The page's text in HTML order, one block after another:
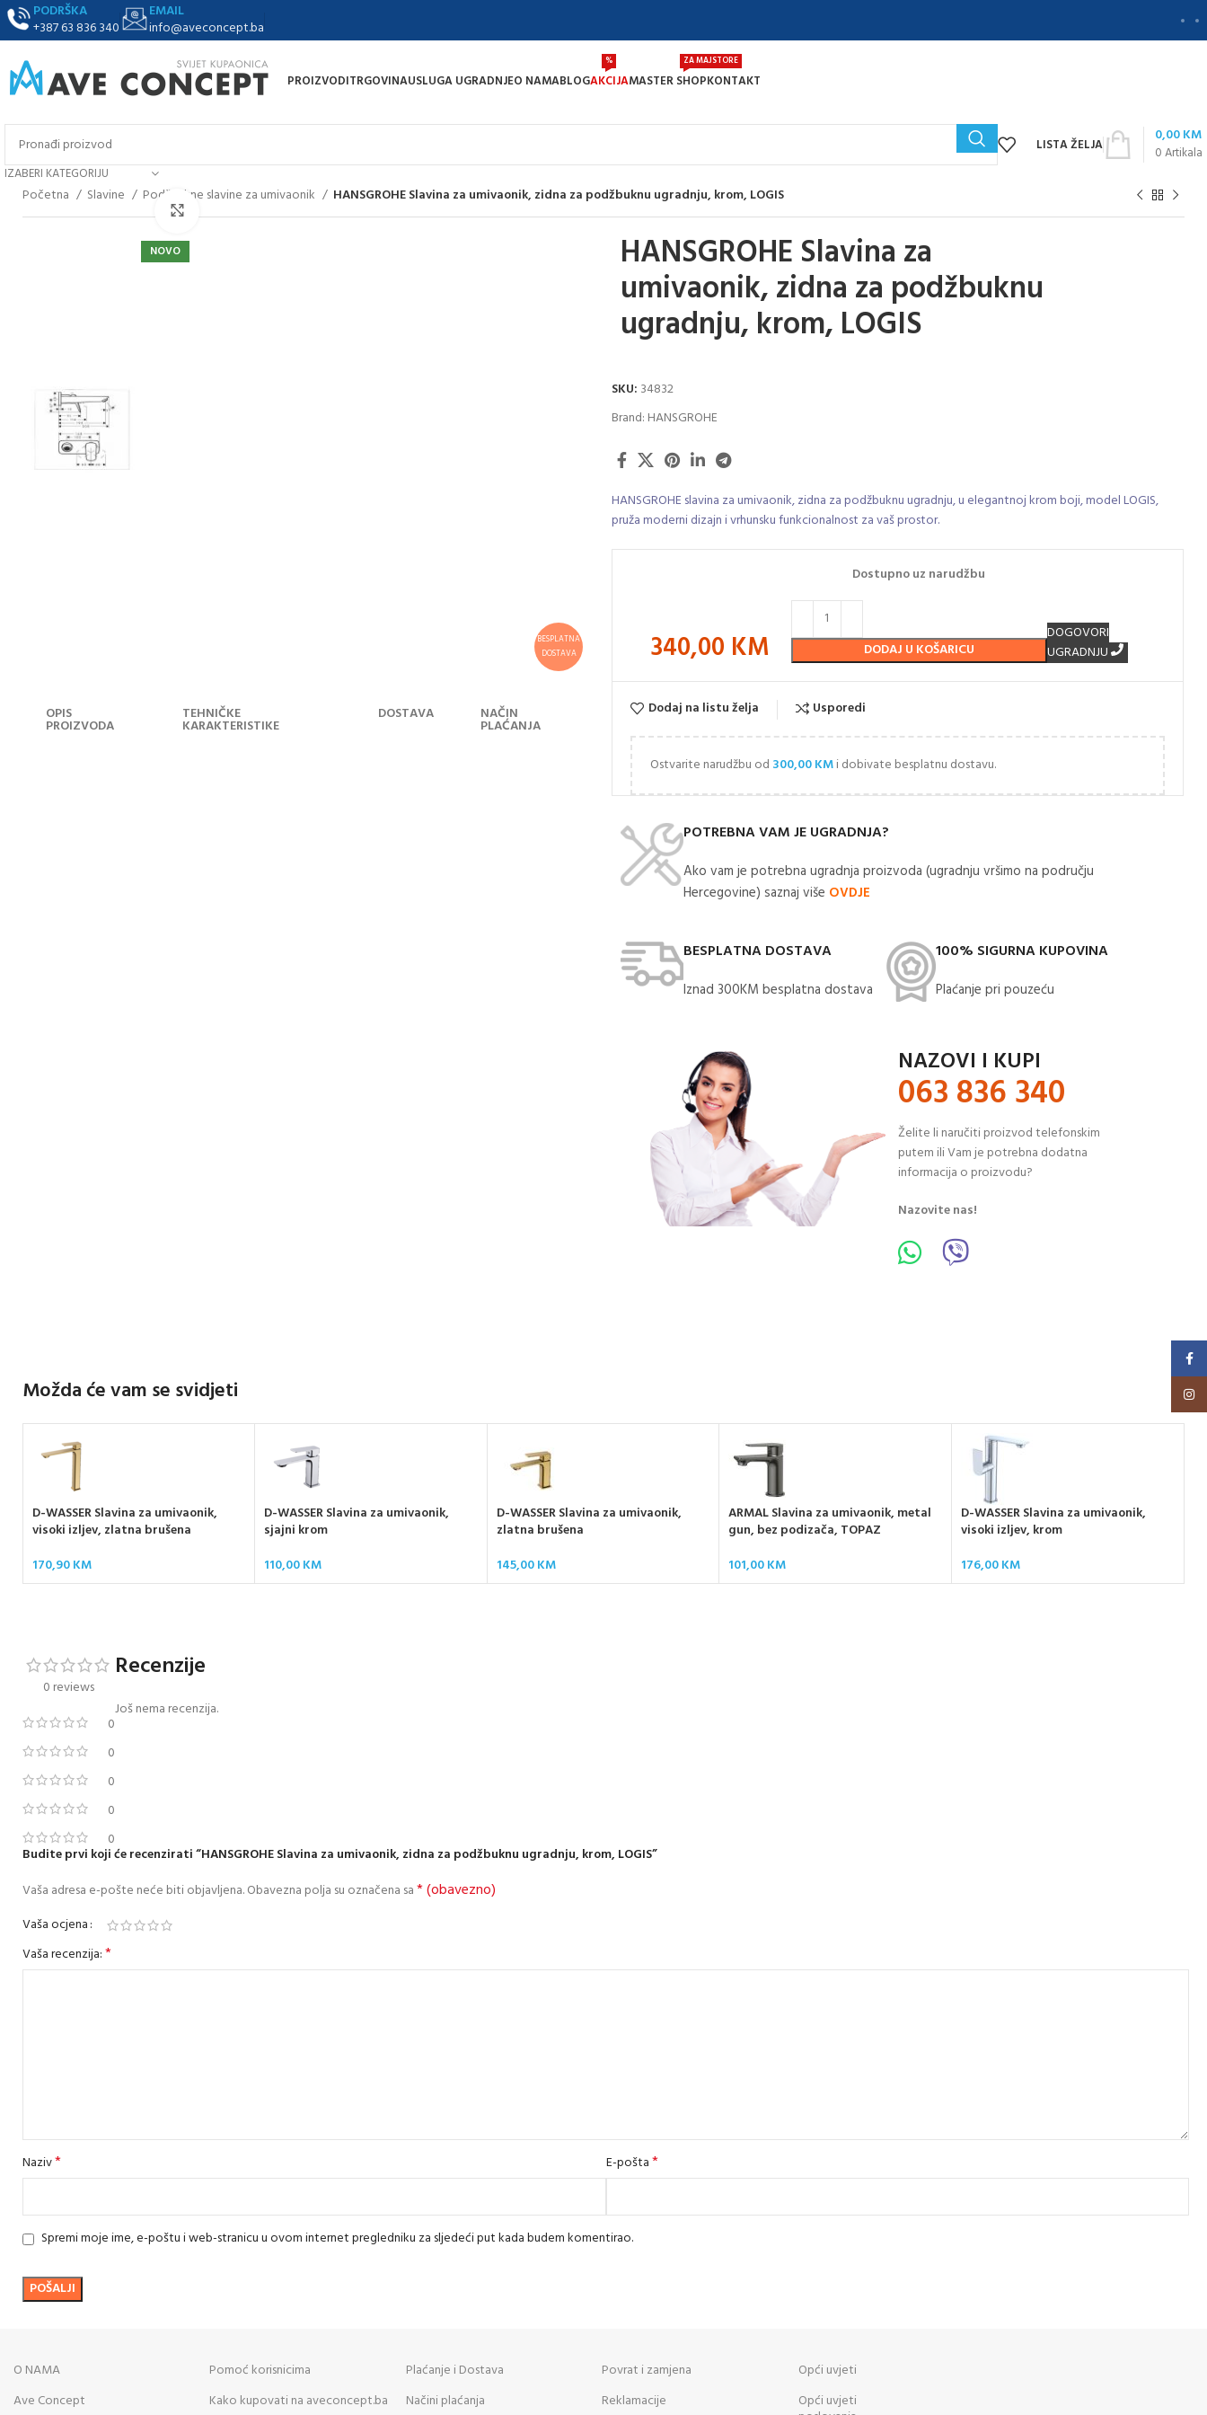
PODRŠKA
+387 63 836 340
EMAIL
info@aveconcept.ba
PROIZVODITRGOVINAUSLUGA UGRADNJEO NAMABLOGAKCIJA
%
MASTER SHOP
ZA MAJSTORE
KONTAKT
IZABERI KATEGORIJU
LISTA ŽELJA 0Artikala
0,00KM
Početna Slavine Podžbukne slavine za umivaonik HANSGROHE Slavina za umivaonik, zidna za podžbuknu ugradnju, krom, LOGIS
BESPLATNA
DOSTAVA
NOVO
OPIS
PROIZVODA
TEHNIČKE
KARAKTERISTIKE
DOSTAVA NAČIN
PLAĆANJA
HANSGROHE Slavina za
umivaonik, zidna za podžbuknu
ugradnju, krom, LOGIS
SKU: 34832
Brand: HANSGROHE
HANSGROHE slavina za umivaonik, zidna za podžbuknu ugradnju, u elegantnoj krom boji, model LOGIS,
pruža moderni dizajn i vrhunsku funkcionalnost za vaš prostor.
340,00 KM
Dostupno uz narudžbu
DODAJ U KOŠARICU
DOGOVORI
UGRADNJU
Dodaj na listu želja Usporedi
Ostvarite narudžbu od 300,00KMi dobivate besplatnu dostavu.
POTREBNA VAM JE UGRADNJA?
Ako vam je potrebna ugradnja proizvoda (ugradnju vršimo na području
Hercegovine) saznaj više OVDJE
BESPLATNA DOSTAVA
Iznad 300KM besplatna dostava​
100% SIGURNA KUPOVINA
Plaćanje pri pouzeću
NAZOVI I KUPI
063 836 340
Želite li naručiti proizvod telefonskim
putem ili Vam je potrebna dodatna
informacija o proizvodu?
Nazovite nas!
Možda će vam se svidjeti
D-WASSER Slavina za umivaonik,
visoki izljev, zlatna brušena
170,90KM
D-WASSER Slavina za umivaonik,
sjajni krom
110,00KM
D-WASSER Slavina za umivaonik,
zlatna brušena
145,00KM
ARMAL Slavina za umivaonik, metal
gun, bez podizača, TOPAZ
101,00KM
D-WASSER Slavina za umivaonik,
visoki izljev, krom
176,00KM
0 reviews
0
0
0
0
0
Recenzije
Još nema recenzija.
Budite prvi koji će recenzirati “HANSGROHE Slavina za umivaonik, zidna za podžbuknu ugradnju, krom, LOGIS”
Vaša adresa e-pošte neće biti objavljena.Obavezna polja su označena sa* (obavezno)
Vaša ocjena
Vaša recenzija:*
Naziv* E-pošta*
Spremi moje ime, e-poštu i web-stranicu u ovom internet pregledniku za sljedeći put kada budem komentirao.
O NAMA
Ave Concept
Pomoć korisnicima
Kako kupovati na aveconcept.ba
Plaćanje i Dostava
Načini plaćanja
Povrat i zamjena
Reklamacije
Opći uvjeti
Opći uvjeti